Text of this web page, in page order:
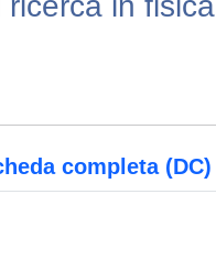
completa (DC)